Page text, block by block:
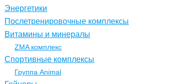
Энергетики
Послетренировочные комплексы
Витамины и минералы
ZMA комплекс
Спортивные комплексы
Группа Animal